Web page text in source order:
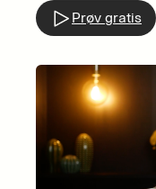
Prøv gratis